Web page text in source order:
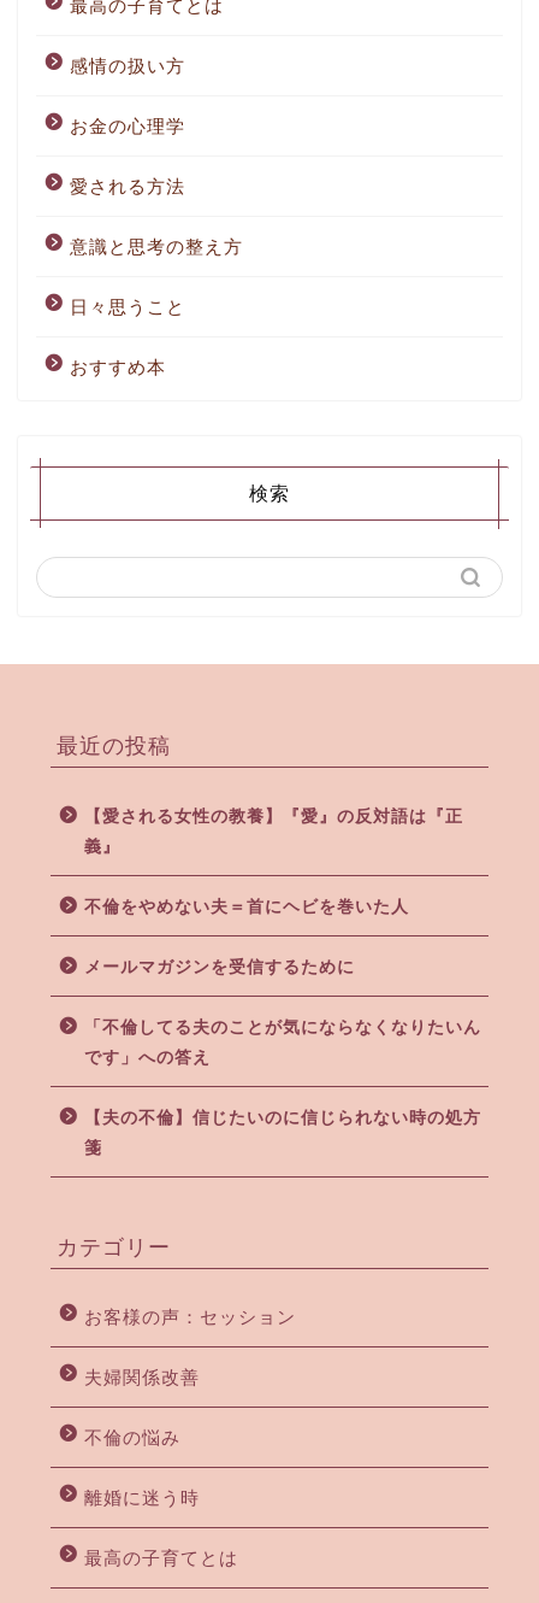
感情の扱い方
お金の心理学
愛される方法
意識と思考の整え方
日々思うこと
おすすめ本
検索
最近の投稿
【愛される女性の教養】『愛』の反対語は『正
義』
不倫をやめない夫＝首にヘビを巻いた人
メールマガジンを受信するために
「不倫してる夫のことが気にならなくなりたいん
です」への答え
【夫の不倫】信じたいのに信じられない時の処方
箋
カテゴリー
お客様の声：セッション
夫婦関係改善
不倫の悩み
離婚に迷う時
最高の子育てとは